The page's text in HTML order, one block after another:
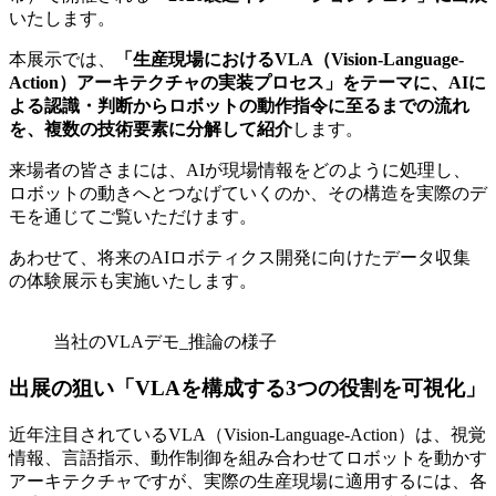
いたします。
本展示では、
「生産現場におけるVLA（Vision-Language-
Action）アーキテクチャの実装プロセス」をテーマに、AIに
よる認識・判断からロボットの動作指令に至るまでの流れ
を、複数の技術要素に分解して紹介します。
来場者の皆さまには、AIが現場情報をどのように処理し、
ロボットの動きへとつなげていくのか、その構造を実際のデ
モを通じてご覧いただけます。
あわせて、将来のAIロボティクス開発に向けたデータ収集
の体験展示も実施いたします。
当社のVLAデモ_推論の様子
出展の狙い「VLAを構成する3つの役割を可視化」
近年注目されているVLA（Vision-Language-Action）は、視覚
情報、言語指示、動作制御を組み合わせてロボットを動かす
アーキテクチャですが、実際の生産現場に適用するには、各